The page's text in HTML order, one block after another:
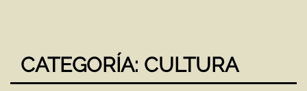
CATEGORÍA: CULTURA